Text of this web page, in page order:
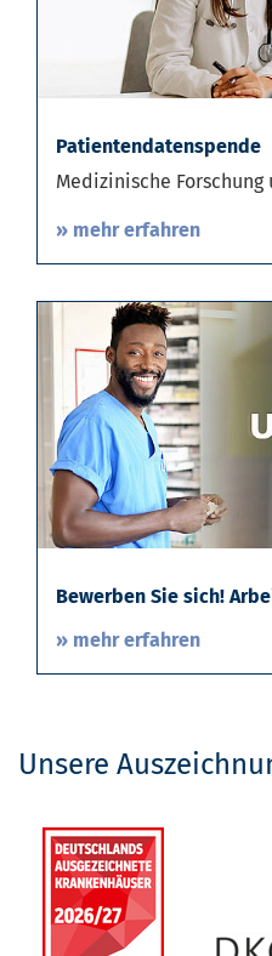
Patientendatenspende
Medizinische
» mehr erfahren
Bewerben Sie sich!
» mehr erfahren
Unsere